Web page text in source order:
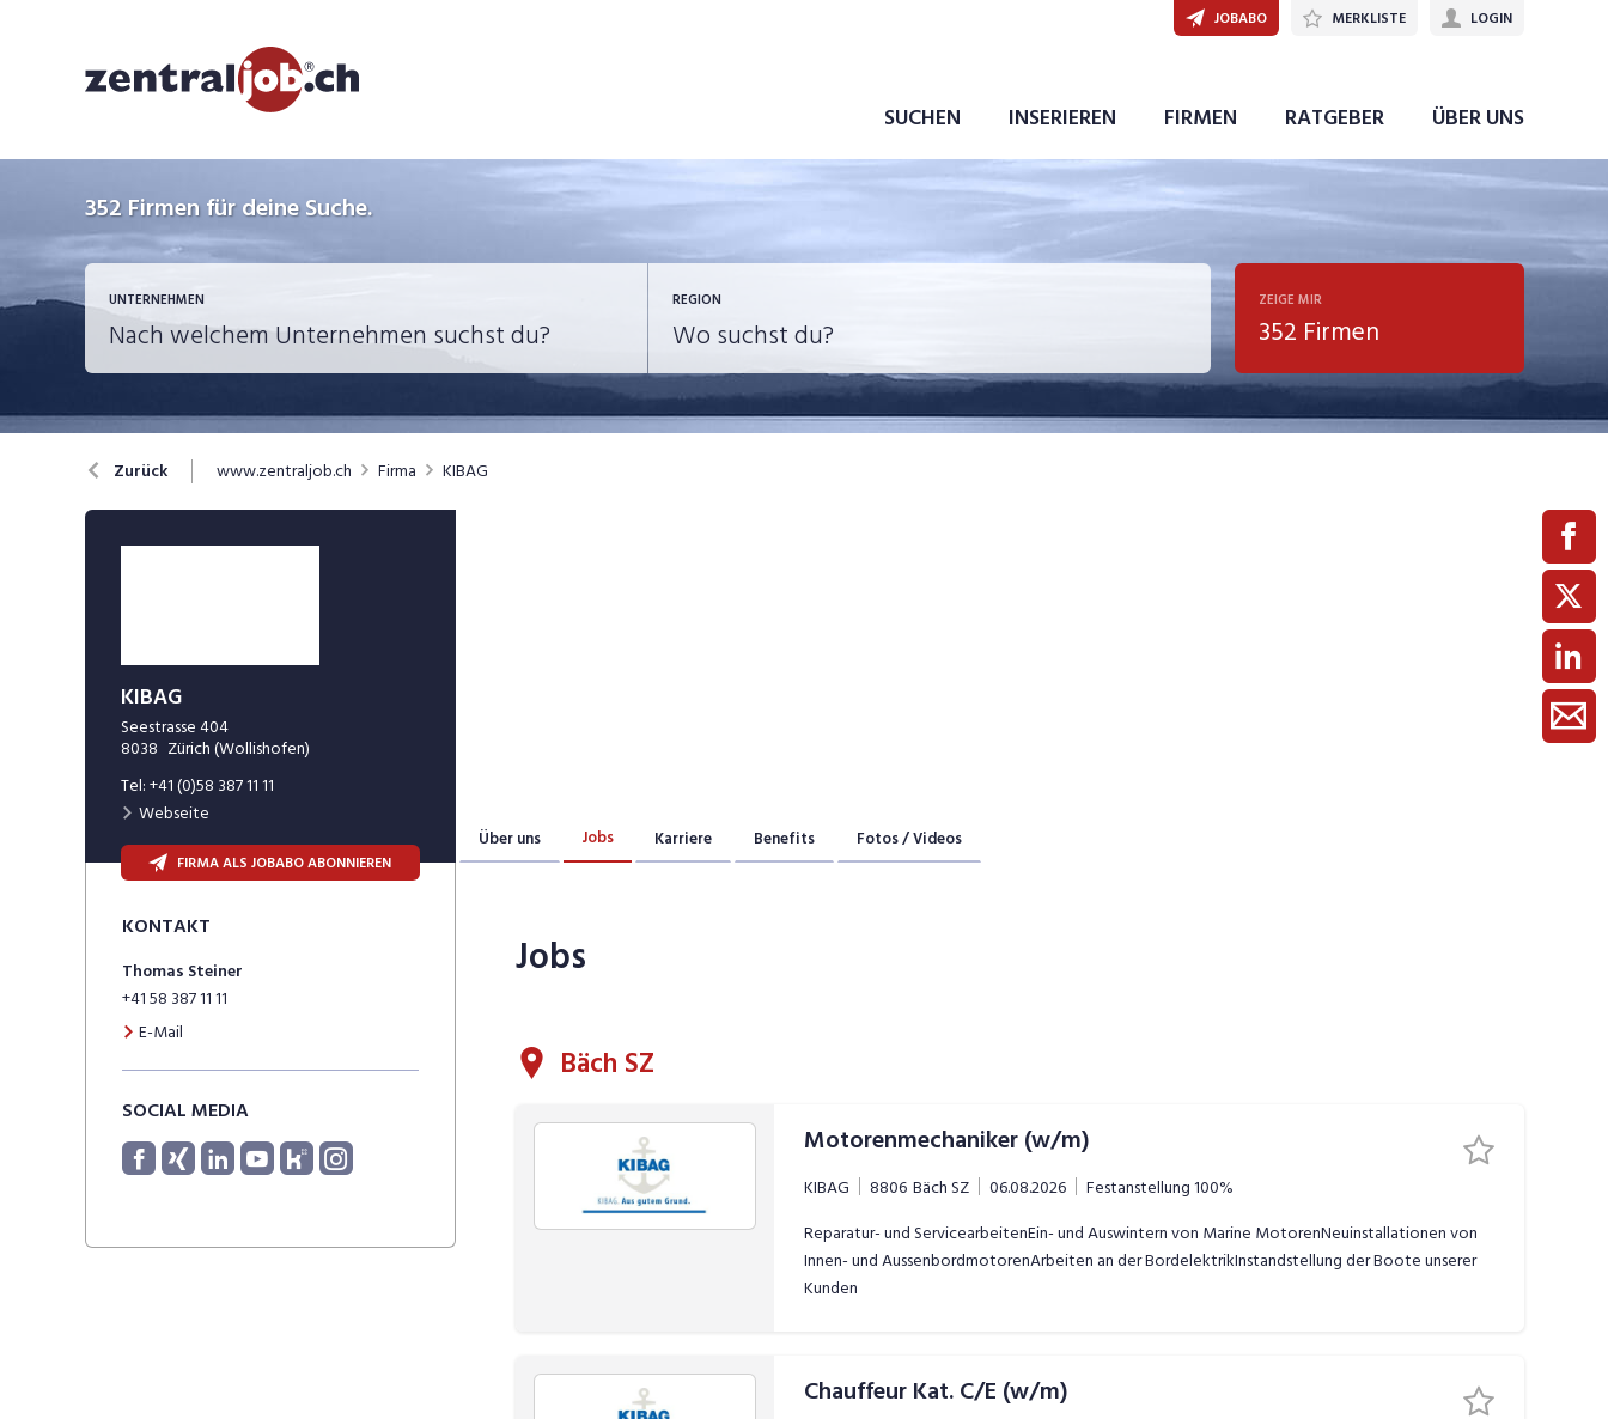
SUCHEN INSERIEREN FIRMEN RATGEBER ÜBER UNS
JOBABO MERKLISTE LOGIN
352Firmen für deine Suche.
UNTERNEHMEN REGION ZEIGE MIR
352 Firmen
Zurück www.zentraljob.ch Firma KIBAG
KIBAG
Seestrasse 404
8038 Zürich (Wollishofen)
Tel:+41 (0)58 387 11 11
Webseite
FIRMA ALS JOBABO ABONNIEREN
Über uns Jobs Karriere Benefits Fotos / Videos
KONTAKT
Thomas Steiner
+41 58 387 11 11
E-Mail
SOCIAL MEDIA
Jobs
Bäch SZ
Motorenmechaniker (w/m)
KIBAG 8806 Bäch SZ 06.08.2026 Festanstellung100%
Reparatur- und ServicearbeitenEin- und Auswintern von Marine MotorenNeuinstallationen von
Innen- und AussenbordmotorenArbeiten an der BordelektrikInstandstellung der Boote unserer
Kunden
Chauffeur Kat. C/E (w/m)